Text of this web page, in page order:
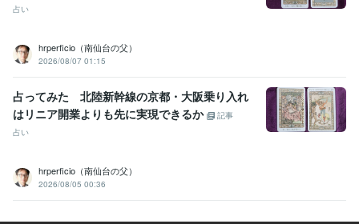
占い
hrperficio（南仙台の父）
2026/08/07 01:15
占ってみた 北陸新幹線の京都・大阪乗り入れ
はリニア開業よりも先に実現できるか
記事
占い
hrperficio（南仙台の父）
2026/08/05 00:36